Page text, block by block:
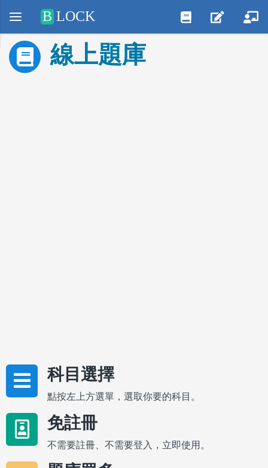
Positive SSL
B LOCK
線上題庫
科目選擇
點按左上方選單，選取你要的科目。
免註冊
不需要註冊、不需要登入，立即使用。